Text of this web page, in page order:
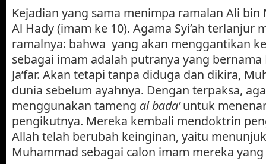
Kejadian yang sama menimpa ramalan Ali
Al Hady (imam ke 10). Agama Syi’ah terlanjur
ramalnya: bahwa yang akan menggantikan
sebagai imam adalah putranya yang
Ja’far. Akan tetapi tanpa diduga dan dikira,
dunia sebelum ayahnya. Dengan terpaksa,
menggunakan tameng al bada’untuk
pengikutnya. Mereka kembali mendoktrin
Allah telah berubah keinginan, yaitu
Muhammad sebagai calon imam mereka yang